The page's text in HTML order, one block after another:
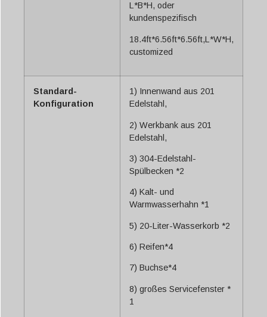
L*B*H, oder
kundenspezifisch
18.4ft*6.56ft*6.56ft,L*W*H,
customized
Standard-
Konfiguration
1) Innenwand aus 201
Edelstahl,
2) Werkbank aus 201
Edelstahl,
3) 304-Edelstahl-
Spülbecken *2
4) Kalt- und
Warmwasserhahn *1
5) 20-Liter-Wasserkorb *2
6) Reifen*4
7) Buchse*4
8) großes Servicefenster *
1